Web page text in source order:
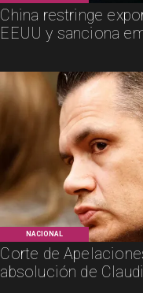
China restringe
EEUU y sanciona
NACIONAL
Corte de
absolución de